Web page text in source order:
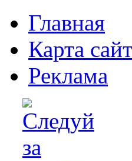
Главная
Карта
Реклама